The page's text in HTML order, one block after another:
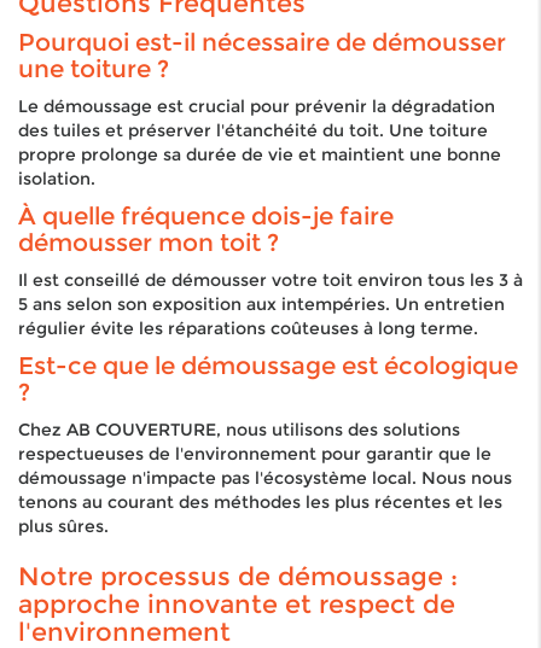
Pourquoi est-il nécessaire de démousser
une toiture ?
Le démoussage est crucial pour prévenir la dégradation
des tuiles et préserver l'étanchéité du toit. Une toiture
propre prolonge sa durée de vie et maintient une bonne
isolation.
À quelle fréquence dois-je faire
démousser mon toit ?
Il est conseillé de démousser votre toit environ tous les 3 à
5 ans selon son exposition aux intempéries. Un entretien
régulier évite les réparations coûteuses à long terme.
Est-ce que le démoussage est écologique
?
Chez AB COUVERTURE, nous utilisons des solutions
respectueuses de l'environnement pour garantir que le
démoussage n'impacte pas l'écosystème local. Nous nous
tenons au courant des méthodes les plus récentes et les
plus sûres.
Notre processus de démoussage :
approche innovante et respect de
l'environnement